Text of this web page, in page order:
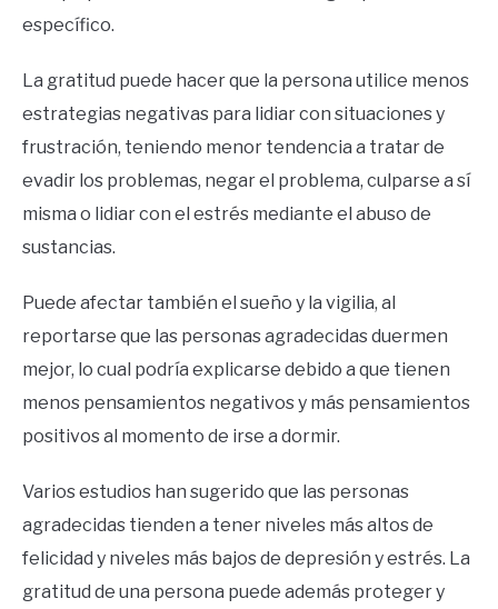
específico.
La gratitud puede hacer que la persona utilice menos
estrategias negativas para lidiar con situaciones y
frustración, teniendo menor tendencia a tratar de
evadir los problemas, negar el problema, culparse a sí
misma o lidiar con el estrés mediante el abuso de
sustancias.
Puede afectar también el sueño y la vigilia, al
reportarse que las personas agradecidas duermen
mejor, lo cual podría explicarse debido a que tienen
menos pensamientos negativos y más pensamientos
positivos al momento de irse a dormir.
Varios estudios han sugerido que las personas
agradecidas tienden a tener niveles más altos de
felicidad y niveles más bajos de depresión y estrés. La
gratitud de una persona puede además proteger y